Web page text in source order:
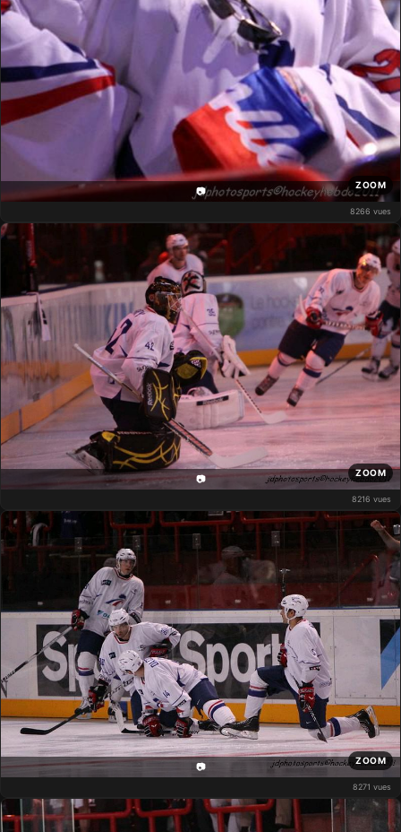
📷
ZOOM
8266 vues
📷
ZOOM
8216 vues
📷
ZOOM
8271 vues